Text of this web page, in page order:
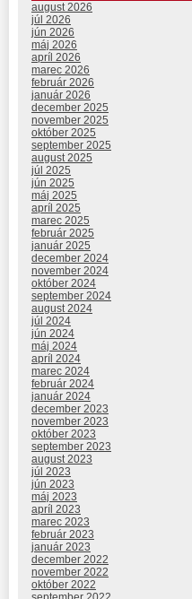
august 2026
júl 2026
jún 2026
máj 2026
apríl 2026
marec 2026
február 2026
január 2026
december 2025
november 2025
október 2025
september 2025
august 2025
júl 2025
jún 2025
máj 2025
apríl 2025
marec 2025
február 2025
január 2025
december 2024
november 2024
október 2024
september 2024
august 2024
júl 2024
jún 2024
máj 2024
apríl 2024
marec 2024
február 2024
január 2024
december 2023
november 2023
október 2023
september 2023
august 2023
júl 2023
jún 2023
máj 2023
apríl 2023
marec 2023
február 2023
január 2023
december 2022
november 2022
október 2022